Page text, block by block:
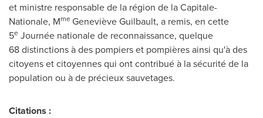
et ministre responsable de la région de la Capitale-
Nationale, MmeGeneviève Guilbault, a remis, en cette
5e Journée nationale de reconnaissance, quelque
68 distinctions à des pompiers et pompières ainsi qu'à des
citoyens et citoyennes qui ont contribué à la sécurité de la
population ou à de précieux sauvetages.
Citations :